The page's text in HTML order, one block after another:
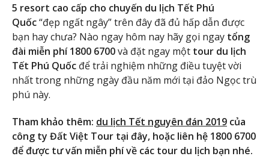
5 resort cao cấp cho chuyến du lịch Tết Phú
Quốc“đẹp ngất ngây” trên đây đã đủ hấp dẫn được
bạn hay chưa? Nào ngay hôm nay hãy gọi ngay tổng
đài miễn phí 1800 6700và đặt ngay một tour du lịch
Tết Phú Quốc để trải nghiệm những điều tuyệt vời
nhất trong những ngày đầu năm mới tại đảo Ngọc trù
phú này.
Tham khảo thêm: du lịch Tết nguyên đán 2019 của
công ty Đất Việt Tour tại đây, hoặc liên hệ 1800 6700
để được tư vấn miễn phí về các tour du lịch bạn nhé.